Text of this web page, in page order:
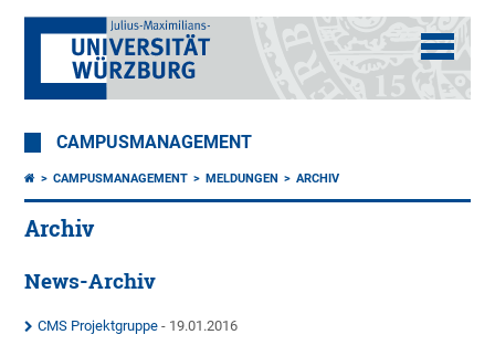
CAMPUSMANAGEMENT
CAMPUSMANAGEMENT MELDUNGEN ARCHIV
Archiv
News-Archiv
CMS Projektgruppe - 19.01.2016